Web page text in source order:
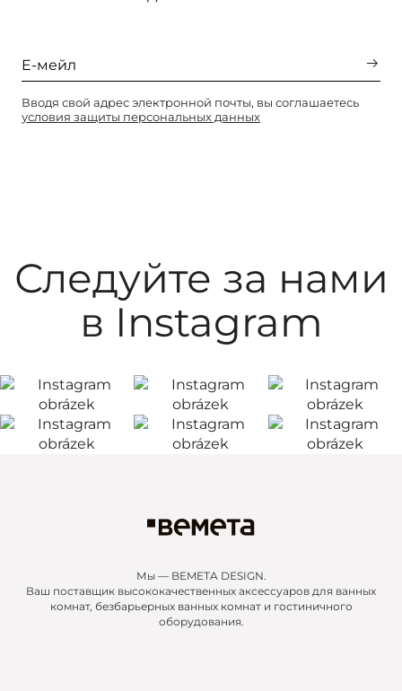
Вводя свой адрес электронной почты, вы соглашаетесь
условия защиты персональных данных
Следуйте за нами
в Instagram
Мы — BEMETA DESIGN.
Ваш поставщик высококачественных аксессуаров для ванных
комнат, безбарьерных ванных комнат и гостиничного
оборудования.